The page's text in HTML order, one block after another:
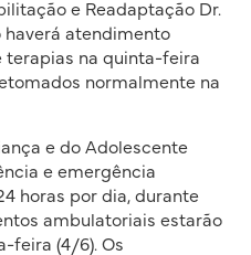
e Readaptação Dr.
haverá atendimento
terapias na quinta-feira
normalmente na
e do Adolescente
e emergência
horas por dia, durante
ambulatoriais estarão
feira (4/6). Os